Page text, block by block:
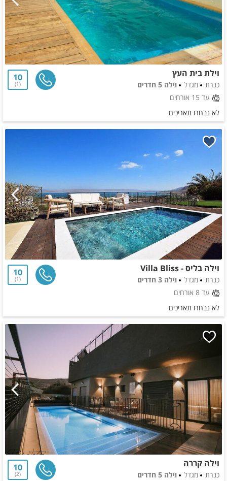
וילת בית העץ
כנרת מגדל
וילה 5 חדרים
עד 15 אורחים
10
1
לא נבחרו תאריכים
וילה בליס - Villa Bliss
כנרת מגדל
וילה 3 חדרים
עד 8 אורחים
10
1
לא נבחרו תאריכים
וילה קררה
כנרת מגדל
וילה 5 חדרים
10
2